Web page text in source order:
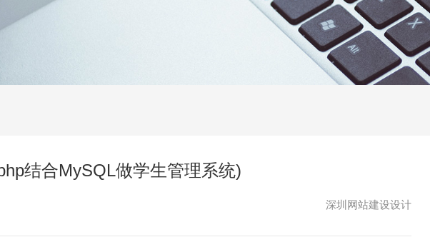
结合MySQL做学生管理系统)
深圳网站建设设计